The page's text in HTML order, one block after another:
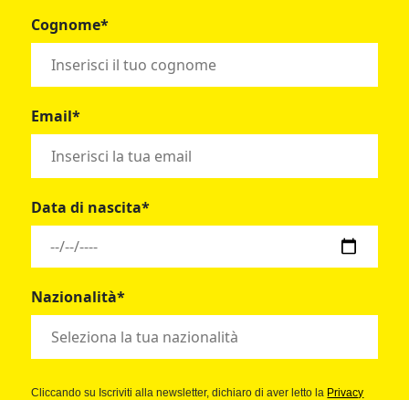
Cognome*
Email*
Data di nascita*
Nazionalità*
Cliccando su Iscriviti alla newsletter, dichiaro di aver letto la Privacy